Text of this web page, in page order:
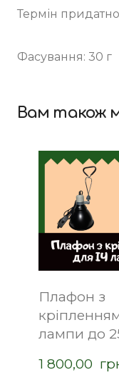
Термін
Фасування: 30 г
Вам також
Плафон з
лампи до
1 800,00